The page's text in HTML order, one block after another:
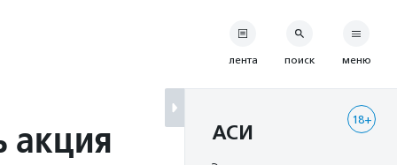
акция
лента поиск меню
18+
АСИ